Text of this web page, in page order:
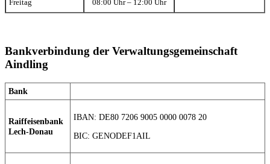
Freitag 08:00 Uhr – 12:00 Uhr
Bankverbindung der Verwaltungsgemeinschaft
Aindling
Bank
Raiffeisenbank
Lech-Donau
IBAN: DE80 7206 9005 0000 0078 20
BIC: GENODEF1AIL